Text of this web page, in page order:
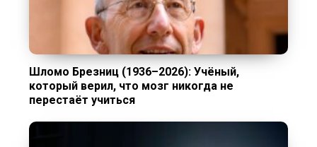
Шломо Брезниц (1936–2026): Учёный,
который верил, что мозг никогда не
перестаёт учиться